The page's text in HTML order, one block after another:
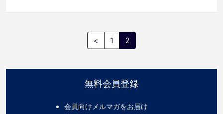
< 1 2
無料会員登録
会員向けメルマガをお届け